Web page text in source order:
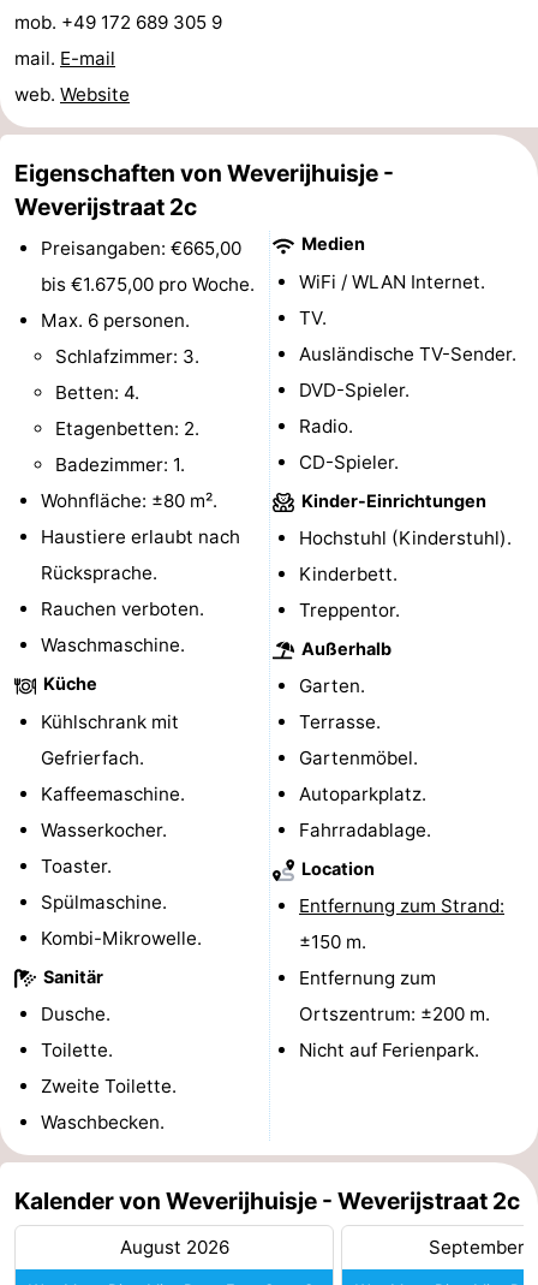
und
trinken
Veranstaltungen
Ringstechen
Praktisch
Forum
Route
Parken
Reisebuchshop
Adressen
Region
Schouwen-
Renesse
-
Brouwershaven
Bruinisse
-
Zierikzee
Natur
Oosterschelde
-
Burgh
Haamstede
Natur
Kop
van
Schouwen
Walcheren
-
Veere
Natur
Oranjezon
-
Oostkapelle
-
Natur
-
mob. +49 172 689 305 9
mail. E-mail
web. Website
Eigenschaften von Weverijhuisje -
Weverijstraat 2c
Preisangaben: €665,00
bis €1.675,00 pro Woche.
Max. 6 personen.
Schlafzimmer: 3.
Betten: 4.
Etagenbetten: 2.
Badezimmer: 1.
Wohnfläche: ±80 m².
Haustiere erlaubt nach
Rücksprache.
Rauchen verboten.
Waschmaschine.
Küche
Kühlschrank mit
Gefrierfach.
Kaffeemaschine.
Wasserkocher.
Toaster.
Spülmaschine.
Kombi-Mikrowelle.
Sanitär
Dusche.
Toilette.
Zweite Toilette.
Waschbecken.
Medien
WiFi / WLAN Internet.
TV.
Ausländische TV-Sender.
DVD-Spieler.
Radio.
CD-Spieler.
Kinder-Einrichtungen
Hochstuhl (Kinderstuhl).
Kinderbett.
Treppentor.
Außerhalb
Garten.
Terrasse.
Gartenmöbel.
Autoparkplatz.
Fahrradablage.
Location
Entfernung zum Strand:
±150 m.
Entfernung zum
Ortszentrum: ±200 m.
Nicht auf Ferienpark.
Kalender von Weverijhuisje - Weverijstraat 2c
August 2026 September